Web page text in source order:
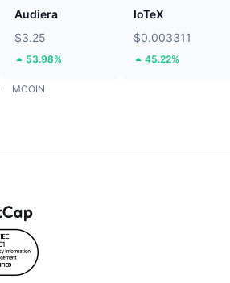
Audiera
$3.25
53.98%
IoTeX
$0.003311
45.22%
MCOIN